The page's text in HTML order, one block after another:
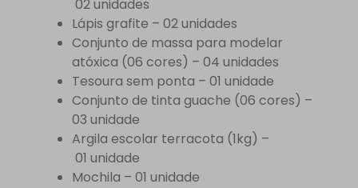
02 unidades
Lápis grafite – 02 unidades
Conjunto de massa para modelar
atóxica (06 cores) – 04 unidades
Tesoura sem ponta – 01 unidade
Conjunto de tinta guache (06 cores) –
03 unidade
Argila escolar terracota (1kg) –
01 unidade
Mochila – 01 unidade